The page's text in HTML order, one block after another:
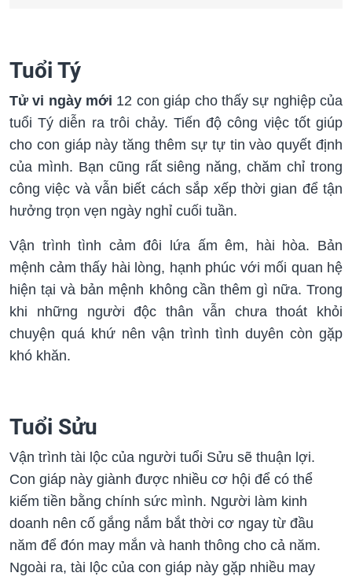
Tuổi Tý
Tử vi ngày mới 12 con giáp cho thấy sự nghiệp của
tuổi Tý diễn ra trôi chảy. Tiến độ công việc tốt giúp
cho con giáp này tăng thêm sự tự tin vào quyết định
của mình. Bạn cũng rất siêng năng, chăm chỉ trong
công việc và vẫn biết cách sắp xếp thời gian để tận
hưởng trọn vẹn ngày nghỉ cuối tuần.
Vận trình tình cảm đôi lứa ấm êm, hài hòa. Bản
mệnh cảm thấy hài lòng, hạnh phúc với mối quan hệ
hiện tại và bản mệnh không cần thêm gì nữa. Trong
khi những người độc thân vẫn chưa thoát khỏi
chuyện quá khứ nên vận trình tình duyên còn gặp
khó khăn.
Tuổi Sửu
Vận trình tài lộc của người tuổi Sửu sẽ thuận lợi.
Con giáp này giành được nhiều cơ hội để có thể
kiếm tiền bằng chính sức mình. Người làm kinh
doanh nên cố gắng nắm bắt thời cơ ngay từ đầu
năm để đón may mắn và hanh thông cho cả năm.
Ngoài ra, tài lộc của con giáp này gặp nhiều may